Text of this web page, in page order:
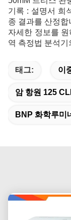
기록 : 설명서 희
종 결과를 산정합
자세한 정보를
역 측정법 분석
태그: 이
암 항원 125
BNP 화학루미